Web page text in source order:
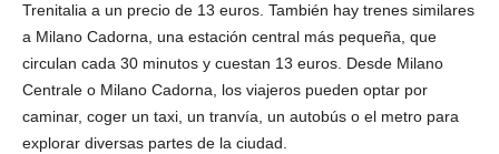
Trenitalia a un precio de 13 euros. También hay trenes similares
a Milano Cadorna, una estación central más pequeña, que
circulan cada 30 minutos y cuestan 13 euros. Desde Milano
Centrale o Milano Cadorna, los viajeros pueden optar por
caminar, coger un taxi, un tranvía, un autobús o el metro para
explorar diversas partes de la ciudad.